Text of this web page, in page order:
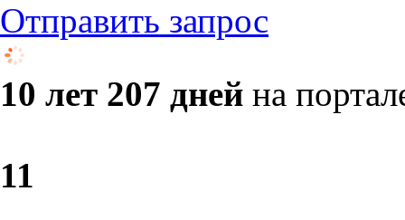
Отправить запрос
10 лет 207 дней на
11